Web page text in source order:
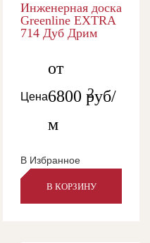
Инженерная доска
Greenline EXTRA
714 Дуб Дрим
Цена
от
6800 руб/
м
2
В Избранное
В КОРЗИНУ